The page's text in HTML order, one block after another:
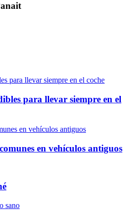
para llevar siempre en el
en vehículos antiguos